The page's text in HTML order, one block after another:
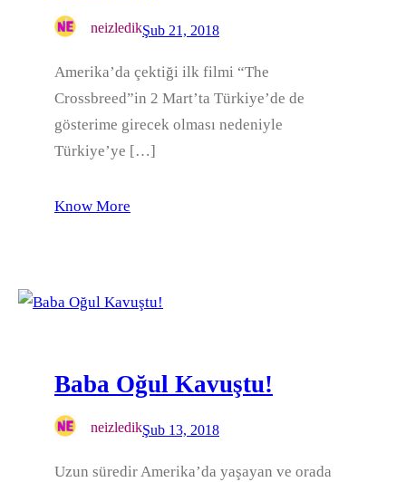
neizledikŞub 21, 2018
Amerika’da çektiği ilk filmi “The
Crossbreed”in 2 Mart’ta Türkiye’de de
gösterime girecek olması nedeniyle
Türkiye’ye […]
Know More
Baba Oğul Kavuştu!
neizledikŞub 13, 2018
Uzun süredir Amerika’da yaşayan ve orada